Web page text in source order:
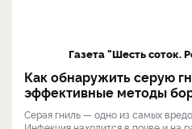
Газета "Шесть соток.
Как обнаружить серую
эффективные методы
Серая гниль — одно из самых